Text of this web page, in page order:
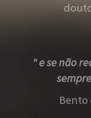
" e se não
Bento